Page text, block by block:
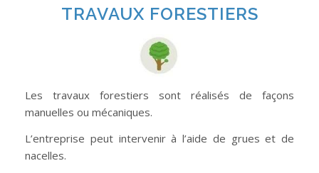
TRAVAUX FORESTIERS
Les travaux forestiers sont réalisés de façons
manuelles ou mécaniques.
L’entreprise peut intervenir à l’aide de grues et de
nacelles.